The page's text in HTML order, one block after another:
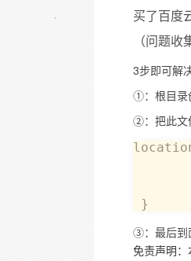
买了百度
（问题收
3步即可解
①：根目录
②：把此文
if (!-
}
③：最后到
免责声明：